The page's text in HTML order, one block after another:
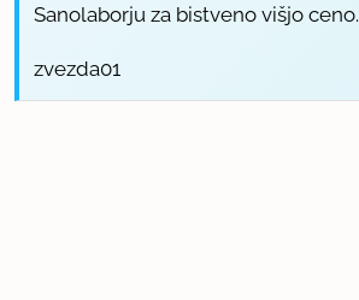
Sanolaborju za bistveno višjo ceno.
zvezda01